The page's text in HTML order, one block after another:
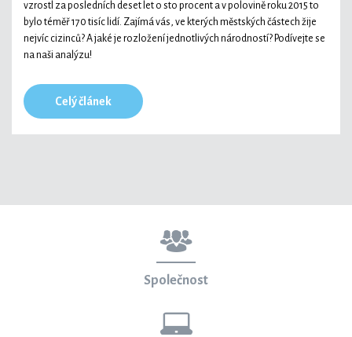
vzrostl za posledních deset let o sto procent a v polovině roku 2015 to
bylo téměř 170 tisíc lidí. Zajímá vás, ve kterých městských částech žije
nejvíc cizinců? A jaké je rozložení jednotlivých národností? Podívejte se
na naši analýzu!
Celý článek
Společnost